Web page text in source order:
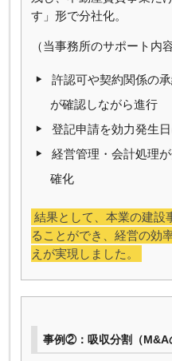
す」形で分社化。
（当事務所のサポート内
許認可や契約関係の
が確認しながら進行
登記申請を効力発生
経営管理・会計処理
確化
結果として、本業の建設
ることができ、経営の効
えが実現しました。
事例②：吸収分割（M&A